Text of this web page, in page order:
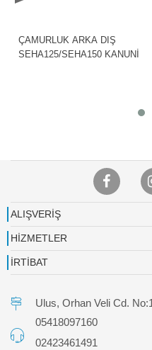
ÇAMURLUK ARKA DIŞ
SEHA125/SEHA150 KANUNİ
ALIŞVERİŞ
HİZMETLER
İRTİBAT
Ulus, Orhan Veli Cd.
05418097160
02423461491